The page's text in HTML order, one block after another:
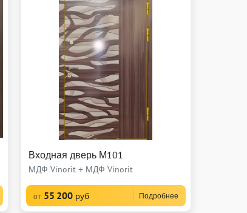
Входная дверь М101
МДФ Vinorit + МДФ Vinorit
от 55 200 руб Подробнее